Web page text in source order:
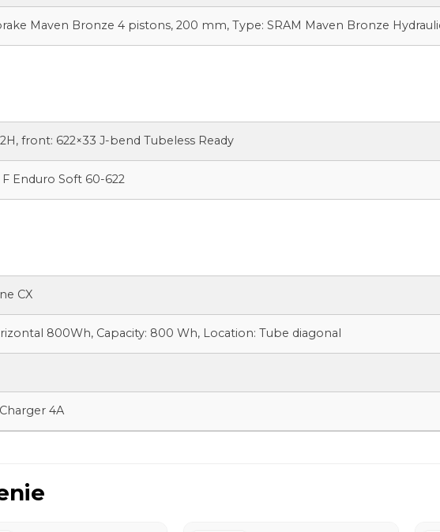
Maven Bronze 4 pistons, 200 mm, Type: SRAM Maven Bronze
front: 622×33 J-bend Tubeless Ready
Enduro Soft 60-622
CX
800Wh, Capacity: 800 Wh, Location: Tube diagonal
4A